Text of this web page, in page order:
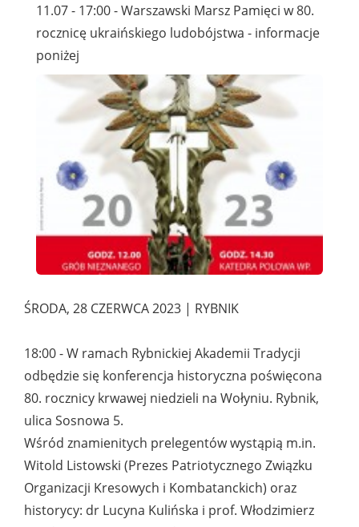
11.07 - 17:00 - Warszawski Marsz Pamięci w 80.
rocznicę ukraińskiego ludobójstwa - informacje
poniżej
ŚRODA, 28 CZERWCA 2023 | RYBNIK
18:00 - W ramach Rybnickiej Akademii Tradycji
odbędzie się konferencja historyczna poświęcona
80. rocznicy krwawej niedzieli na Wołyniu. Rybnik,
ulica Sosnowa 5.
Wśród znamienitych prelegentów wystąpią m.in.
Witold Listowski (Prezes Patriotycznego Związku
Organizacji Kresowych i Kombatanckich) oraz
historycy: dr Lucyna Kulińska i prof. Włodzimierz